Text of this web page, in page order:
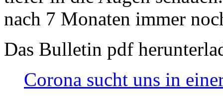
nach 7 Monaten immer
Das Bulletin pdf
Corona sucht uns in